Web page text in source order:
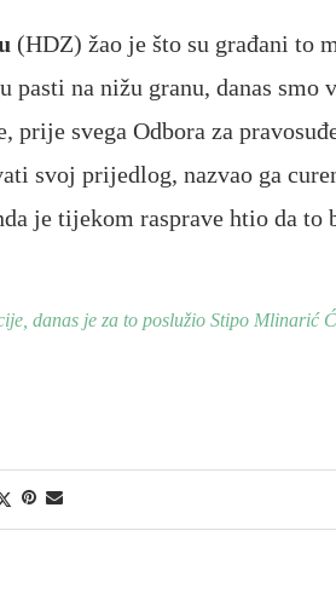
(HDZ) žao je što su građani to
pasti na nižu granu, danas smo
svega Odbora za
svoj prijedlog, nazvao ga
je tijekom rasprave htio da to
danas je za to poslužio Stipo Mlinarić